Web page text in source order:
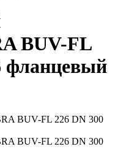
BUV-FL
фланцевый